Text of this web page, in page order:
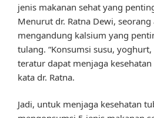
jenis makanan sehat yang
Menurut dr. Ratna Dewi,
mengandung kalsium yang
tulang. “Konsumsi susu,
teratur dapat menjaga
kata dr. Ratna.
Jadi, untuk menjaga kesehatan